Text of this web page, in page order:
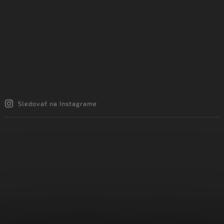
Sledovať na Instagrame